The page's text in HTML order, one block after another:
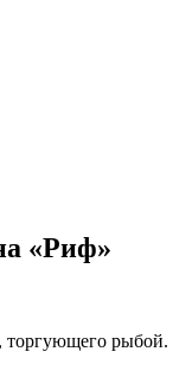
«Риф»
торгующего рыбой.